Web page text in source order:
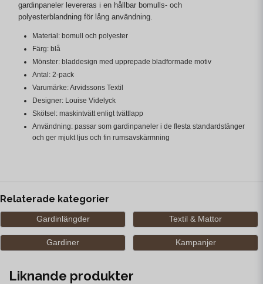
gardinpaneler levereras i en hållbar bomulls- och
polyesterblandning för lång användning.
Material: bomull och polyester
Färg: blå
Mönster: bladdesign med upprepade bladformade motiv
Antal: 2-pack
Varumärke: Arvidssons Textil
Designer: Louise Videlyck
Skötsel: maskintvätt enligt tvättlapp
Användning: passar som gardinpaneler i de flesta standardstänger
och ger mjukt ljus och fin rumsavskärmning
Relaterade kategorier
Gardinlängder Textil & Mattor
Gardiner Kampanjer
Liknande produkter